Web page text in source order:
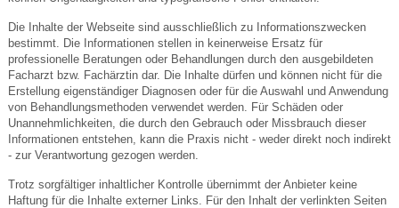
Die Inhalte der Webseite sind ausschließlich zu Informationszwecken
bestimmt. Die Informationen stellen in keinerweise Ersatz für
professionelle Beratungen oder Behandlungen durch den ausgebildeten
Facharzt bzw. Fachärztin dar. Die Inhalte dürfen und können nicht für die
Erstellung eigenständiger Diagnosen oder für die Auswahl und Anwendung
von Behandlungsmethoden verwendet werden. Für Schäden oder
Unannehmlichkeiten, die durch den Gebrauch oder Missbrauch dieser
Informationen entstehen, kann die Praxis nicht - weder direkt noch indirekt
- zur Verantwortung gezogen werden.
Trotz sorgfältiger inhaltlicher Kontrolle übernimmt der Anbieter keine
Haftung für die Inhalte externer Links. Für den Inhalt der verlinkten Seiten